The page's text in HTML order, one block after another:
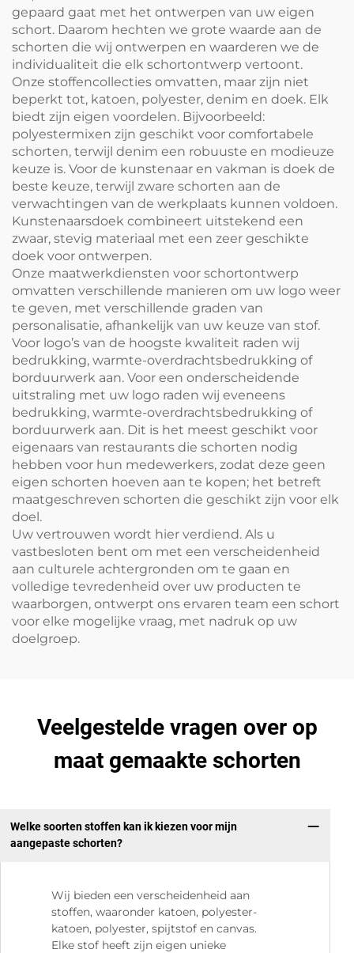
gepaard gaat met het ontwerpen van uw eigen
schort. Daarom hechten we grote waarde aan de
schorten die wij ontwerpen en waarderen we de
individualiteit die elk schortontwerp vertoont.
Onze stoffencollecties omvatten, maar zijn niet
beperkt tot, katoen, polyester, denim en doek. Elk
biedt zijn eigen voordelen. Bijvoorbeeld:
polyestermixen zijn geschikt voor comfortabele
schorten, terwijl denim een robuuste en modieuze
keuze is. Voor de kunstenaar en vakman is doek de
beste keuze, terwijl zware schorten aan de
verwachtingen van de werkplaats kunnen voldoen.
Kunstenaarsdoek combineert uitstekend een
zwaar, stevig materiaal met een zeer geschikte
doek voor ontwerpen.
Onze maatwerkdiensten voor schortontwerp
omvatten verschillende manieren om uw logo weer
te geven, met verschillende graden van
personalisatie, afhankelijk van uw keuze van stof.
Voor logo’s van de hoogste kwaliteit raden wij
bedrukking, warmte-overdrachtsbedrukking of
borduurwerk aan. Voor een onderscheidende
uitstraling met uw logo raden wij eveneens
bedrukking, warmte-overdrachtsbedrukking of
borduurwerk aan. Dit is het meest geschikt voor
eigenaars van restaurants die schorten nodig
hebben voor hun medewerkers, zodat deze geen
eigen schorten hoeven aan te kopen; het betreft
maatgeschreven schorten die geschikt zijn voor elk
doel.
Uw vertrouwen wordt hier verdiend. Als u
vastbesloten bent om met een verscheidenheid
aan culturele achtergronden om te gaan en
volledige tevredenheid over uw producten te
waarborgen, ontwerpt ons ervaren team een schort
voor elke mogelijke vraag, met nadruk op uw
doelgroep.
Veelgestelde vragen over op
maat gemaakte schorten
Welke soorten stoffen kan ik kiezen voor mijn
aangepaste schorten?
Wij bieden een verscheidenheid aan
stoffen, waaronder katoen, polyester-
katoen, polyester, spijtstof en canvas.
Elke stof heeft zijn eigen unieke